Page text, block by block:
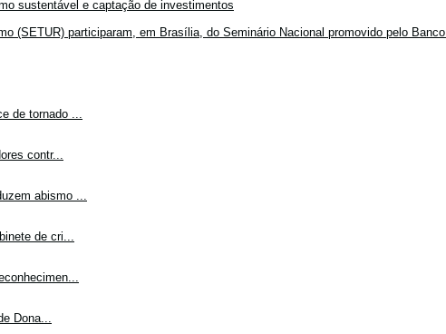
sustentável e captação de investimentos
(SETUR) participaram, em Brasília, do Seminário Nacional promovido pelo
de tornado ...
contr...
abismo ...
de cri...
Dona...